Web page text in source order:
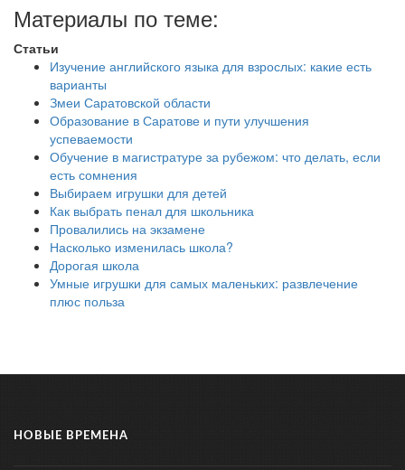
Материалы по теме:
Статьи
Изучение английского языка для взрослых: какие есть
варианты
Змеи Саратовской области
Образование в Саратове и пути улучшения
успеваемости
Обучение в магистратуре за рубежом: что делать, если
есть сомнения
Выбираем игрушки для детей
Как выбрать пенал для школьника
Провалились на экзамене
Насколько изменилась школа?
Дорогая школа
Умные игрушки для самых маленьких: развлечение
плюс польза
НОВЫЕ ВРЕМЕНА